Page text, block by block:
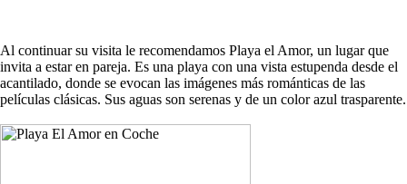
Al continuar su visita le recomendamos Playa el Amor, un lugar que
invita a estar en pareja. Es una playa con una vista estupenda desde el
acantilado, donde se evocan las imágenes más románticas de las
películas clásicas. Sus aguas son serenas y de un color azul trasparente.